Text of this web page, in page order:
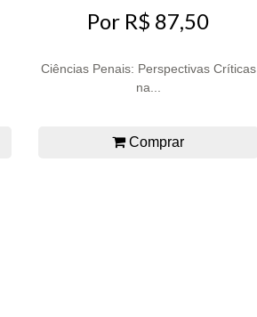
Por R$ 87,50
Ciências Penais: Perspectivas Críticas
na...
Comprar